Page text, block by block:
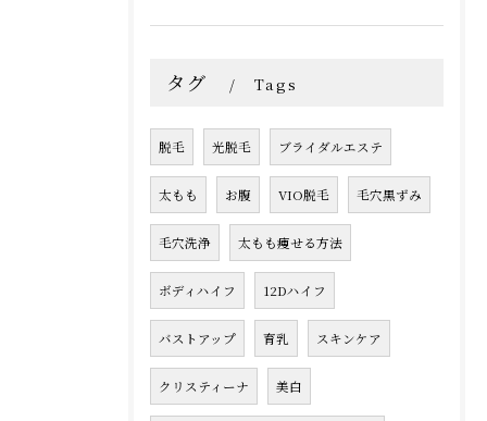
タグ Tags
脱毛 光脱毛 ブライダルエステ
太もも お腹 VIO脱毛 毛穴黒ずみ
毛穴洗浄 太もも痩せる方法
ボディハイフ 12Dハイフ
バストアップ 育乳 スキンケア
クリスティーナ 美白